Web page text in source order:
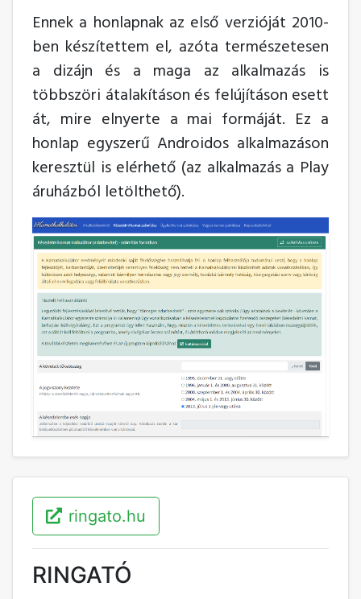
Ennek a honlapnak az első verzióját 2010-
ben készítettem el, azóta természetesen
a dizájn és a maga az alkalmazás is
többszöri átalakításon és felújításon esett
át, mire elnyerte a mai formáját. Ez a
honlap egyszerű Androidos alkalmazáson
keresztül is elérhető (az alkalmazás a Play
áruházból letölthető).
ringato.hu
RINGATÓ